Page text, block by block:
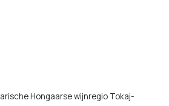
Hongaarse wijnregio Tokaj-